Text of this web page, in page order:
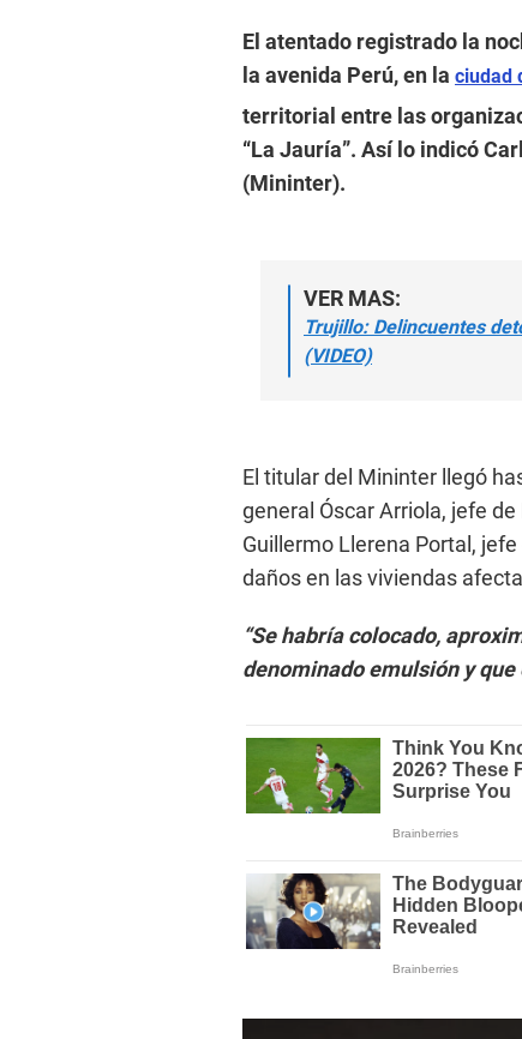
El atentado registrado la
la avenida Perú, en la ciudad
territorial entre las
“La Jauría”. Así lo indicó
(Mininter).
VER MAS:
Trujillo: Delincuentes
(VIDEO)
El titular del Mininter llegó
general Óscar Arriola, jefe
Guillermo Llerena Portal,
daños en las viviendas
“Se habría colocado,
denominado emulsión y